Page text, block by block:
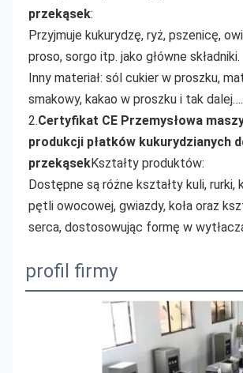
przekąsek:
Przyjmuje kukurydzę, ryż, pszenicę,
proso, sorgo itp. jako główne składniki.
Inny materiał: sól cukier w proszku,
smakowy, kakao w proszku i tak dalej….
2.Certyfikat CE Przemysłowa
produkcji płatków kukurydzianych
przekąsekKształty produktów:
Dostępne są różne kształty kuli, rurki,
pętli owocowej, gwiazdy, koła oraz
serca, dostosowując formę w
profil firmy